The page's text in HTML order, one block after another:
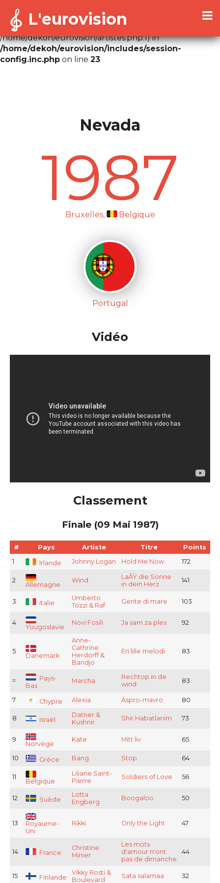
Warning
: Cannot modify header information - headers
already sent by (output started at
/home/dekoh/eurovision/artistes.php:1) in
/home/dekoh/eurovision/includes/session-
config.inc.php on line 23
L'eurovision
Nevada
1987
Bruxelles, Belgique
Portugal
Vidéo
Classement
Finale (09 Mai 1987)
# Pays Artiste Titre
Points
1
Irlande Johnny Logan Hold Me Now 172
2
Allemagne
Wind
LaÃŸ die Sonne
in dein Herz
141
3 Italie
Umberto
Tozzi & Raf
Gente di mare 103
4
Yougoslavie
Novi Fosili Ja sam za ples 92
5
Danemark
Anne-
Cathrine
Herdorff &
Bandjo
En lille melodi 83
=
Pays-
Bas
Marcha
Rechtop in de
wind
83
7 Chypre Alexia Áspro-mavro 80
8 Israël
Datner &
Kushnir
Shir Habatlanim 73
9
Norvège
Kate Mitt liv 65
10 Grèce Bang Stop 64
11
Belgique
Liliane Saint-
Pierre
Soldiers of Love 56
12 Suède
Lotta
Engberg
Boogaloo 50
13
Royaume-
Uni
Rikki Only the Light 47
14 France
Christine
Minier
Les mots
d'amour n'ont
pas de dimanche
44
15 Finlande
Vikky Rosti &
Boulevard
Sata salamaa 32